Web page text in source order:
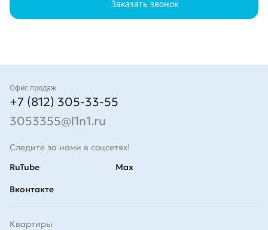
Заказать звонок
Контакты
Офис продаж
+7 (812) 305-33-55
3053355@l1n1.ru
Следите за нами в соцсетях!
RuTube
Вконтакте
Max
Квартиры